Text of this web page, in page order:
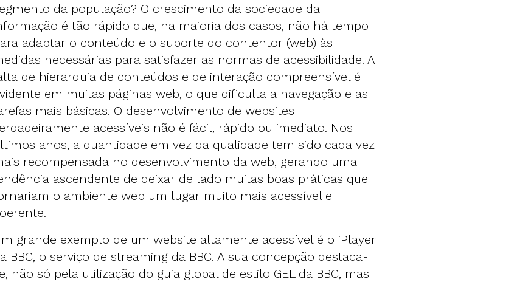
da população? O crescimento da sociedade da
é tão rápido que, na maioria dos casos, não há tempo
adaptar o conteúdo e o suporte do contentor (web) às
necessárias para satisfazer as normas de acessibilidade. A
de hierarquia de conteúdos e de interação compreensível é
em muitas páginas web, o que dificulta a navegação e as
mais básicas. O desenvolvimento de websites
acessíveis não é fácil, rápido ou imediato. Nos
anos, a quantidade em vez da qualidade tem sido cada vez
recompensada no desenvolvimento da web, gerando uma
ascendente de deixar de lado muitas boas práticas que
o ambiente web um lugar muito mais acessível e
grande exemplo de um website altamente acessível é o iPlayer
BBC, o serviço de streaming da BBC. A sua concepção destaca-
não só pela utilização do guia global de estilo GEL da BBC, mas